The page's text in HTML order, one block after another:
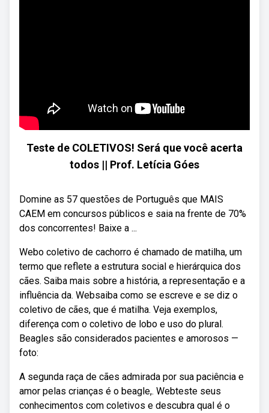
Teste de COLETIVOS! Será que você acerta
todos || Prof. Letícia Góes
Domine as 57 questões de Português que MAIS
CAEM em concursos públicos e saia na frente de 70%
dos concorrentes! Baixe a ...
Webo coletivo de cachorro é chamado de matilha, um
termo que reflete a estrutura social e hierárquica dos
cães. Saiba mais sobre a história, a representação e a
influência da. Websaiba como se escreve e se diz o
coletivo de cães, que é matilha. Veja exemplos,
diferença com o coletivo de lobo e uso do plural.
Beagles são considerados pacientes e amorosos —
foto:
A segunda raça de cães admirada por sua paciência e
amor pelas crianças é o beagle,. Webteste seus
conhecimentos com coletivos e descubra qual é o